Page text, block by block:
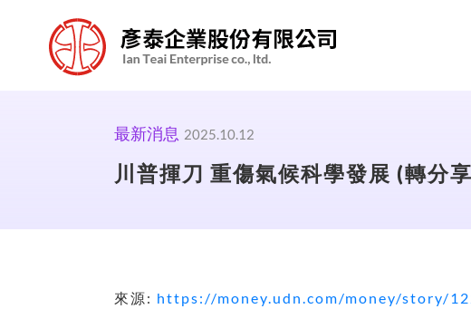
最新消息 2025.10.12
川普揮刀 重傷氣候科學發展 (轉分
來源: https://money.udn.com/money/story/